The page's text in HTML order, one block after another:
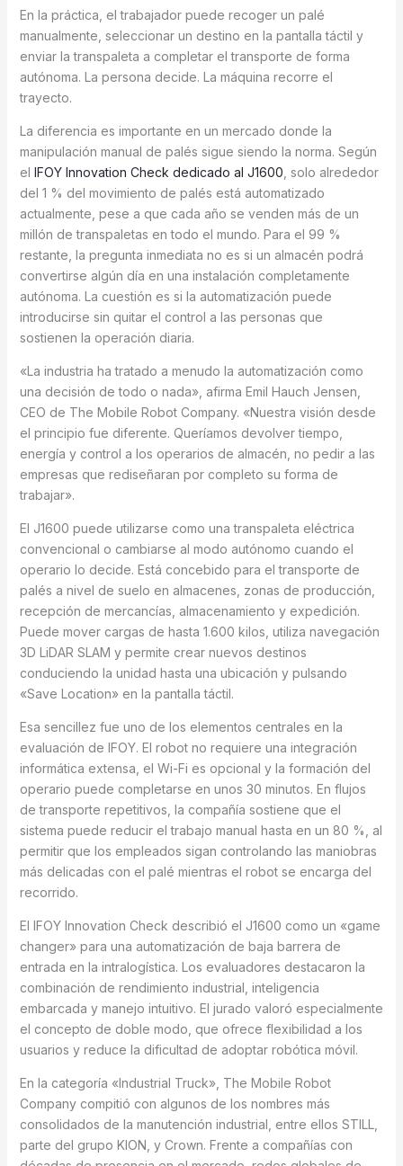
En la práctica, el trabajador puede recoger un palé
manualmente, seleccionar un destino en la pantalla táctil y
enviar la transpaleta a completar el transporte de forma
autónoma. La persona decide. La máquina recorre el
trayecto.
La diferencia es importante en un mercado donde la
manipulación manual de palés sigue siendo la norma. Según
el IFOY Innovation Check dedicado al J1600 , solo alrededor
del 1 % del movimiento de palés está automatizado
actualmente, pese a que cada año se venden más de un
millón de transpaletas en todo el mundo. Para el 99 %
restante, la pregunta inmediata no es si un almacén podrá
convertirse algún día en una instalación completamente
autónoma. La cuestión es si la automatización puede
introducirse sin quitar el control a las personas que
sostienen la operación diaria.
«La industria ha tratado a menudo la automatización como
una decisión de todo o nada», afirma Emil Hauch Jensen,
CEO de The Mobile Robot Company. «Nuestra visión desde
el principio fue diferente. Queríamos devolver tiempo,
energía y control a los operarios de almacén, no pedir a las
empresas que rediseñaran por completo su forma de
trabajar».
El J1600 puede utilizarse como una transpaleta eléctrica
convencional o cambiarse al modo autónomo cuando el
operario lo decide. Está concebido para el transporte de
palés a nivel de suelo en almacenes, zonas de producción,
recepción de mercancías, almacenamiento y expedición.
Puede mover cargas de hasta 1.600 kilos, utiliza navegación
3D LiDAR SLAM y permite crear nuevos destinos
conduciendo la unidad hasta una ubicación y pulsando
«Save Location» en la pantalla táctil.
Esa sencillez fue uno de los elementos centrales en la
evaluación de IFOY. El robot no requiere una integración
informática extensa, el Wi-Fi es opcional y la formación del
operario puede completarse en unos 30 minutos. En flujos
de transporte repetitivos, la compañía sostiene que el
sistema puede reducir el trabajo manual hasta en un 80 %, al
permitir que los empleados sigan controlando las maniobras
más delicadas con el palé mientras el robot se encarga del
recorrido.
El IFOY Innovation Check describió el J1600 como un «game
changer» para una automatización de baja barrera de
entrada en la intralogística. Los evaluadores destacaron la
combinación de rendimiento industrial, inteligencia
embarcada y manejo intuitivo. El jurado valoró especialmente
el concepto de doble modo, que ofrece flexibilidad a los
usuarios y reduce la dificultad de adoptar robótica móvil.
En la categoría «Industrial Truck», The Mobile Robot
Company compitió con algunos de los nombres más
consolidados de la manutención industrial, entre ellos STILL,
parte del grupo KION, y Crown. Frente a compañías con